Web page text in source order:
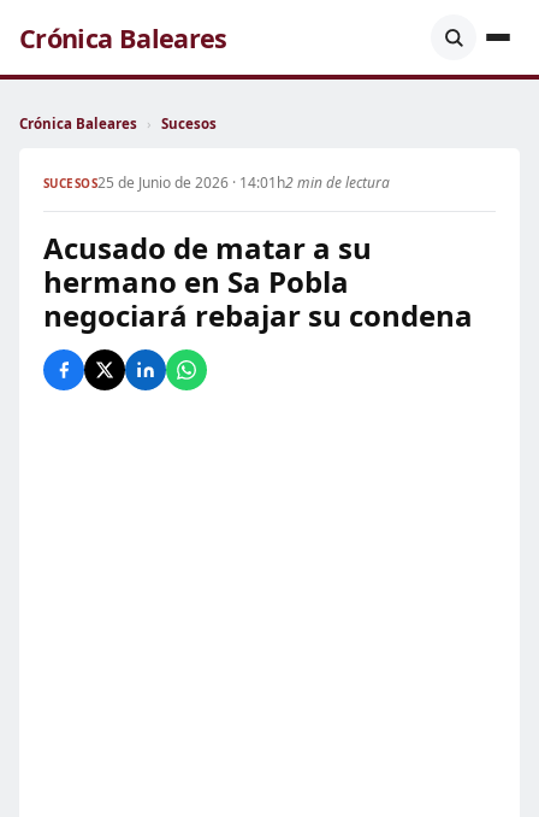
Crónica Baleares
Crónica Baleares › Sucesos
SUCESOS25 de Junio de 2026 · 14:01h2 min de lectura
Acusado de matar a su
hermano en Sa Pobla
negociará rebajar su condena